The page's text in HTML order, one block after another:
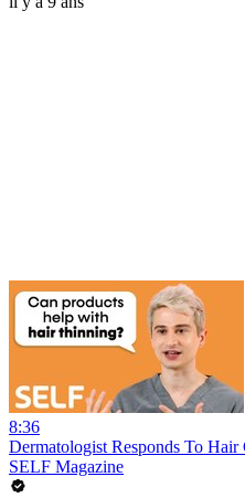
8:36
Dermatologist Responds To
SELF Magazine